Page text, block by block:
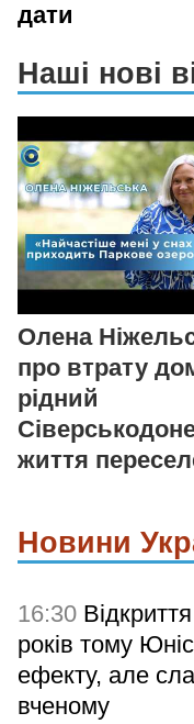
дати
Наші нові
Олена
про втрату
рідний
життя
Новини
16:30
років тому
ефекту, але
вченому